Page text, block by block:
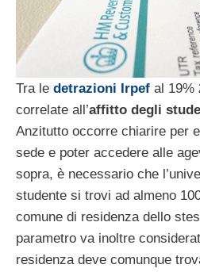
Tra le detrazioni Irpef al 19%
correlate all’affitto degli
Anzitutto occorre chiarire per
sede e poter accedere alle
sopra, è necessario che
studente si trovi ad almeno
comune di residenza dello
parametro va inoltre
residenza deve comunque